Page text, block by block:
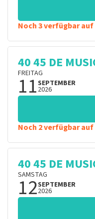
Noch 3 verfügbar
40 45 DE
FREITAG
11SEPTEMBER
2026
Noch 2 verfügbar
40 45 DE
SAMSTAG
12SEPTEMBER
2026